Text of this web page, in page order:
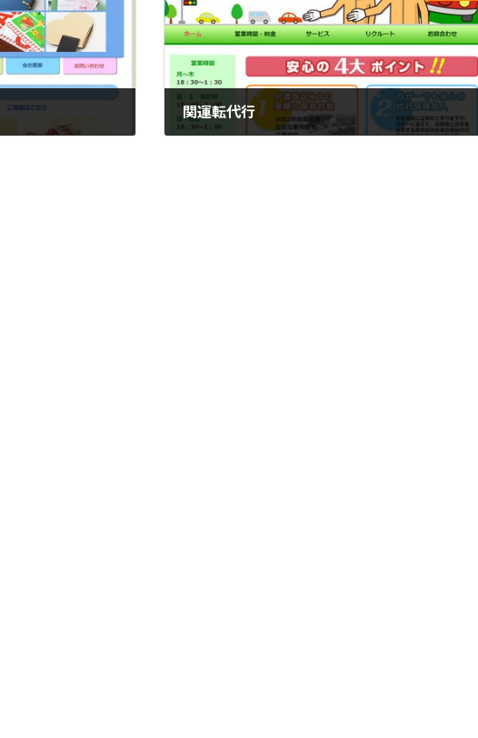
関運転代行